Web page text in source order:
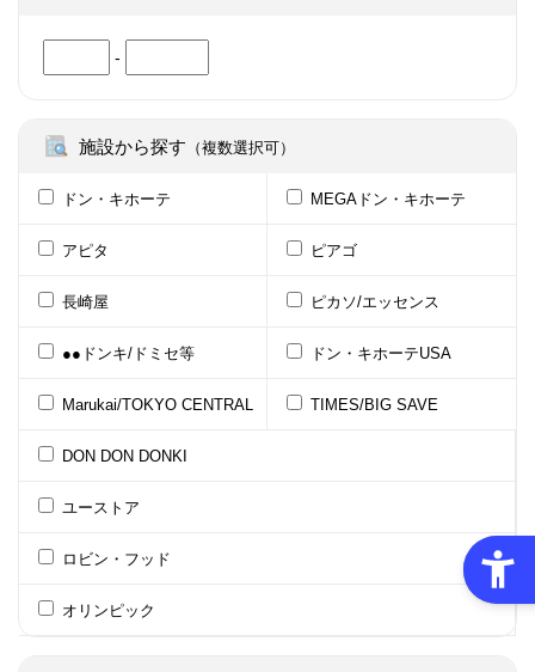
-
施設から探す （複数選択可）
ドン・キホーテ MEGAドン・キホーテ
アピタ ピアゴ
長崎屋 ピカソ/エッセンス
●●ドンキ/ドミセ等 ドン・キホーテUSA
Marukai/TOKYO CENTRAL TIMES/BIG SAVE
DON DON DONKI
ユーストア
ロビン・フッド
オリンピック